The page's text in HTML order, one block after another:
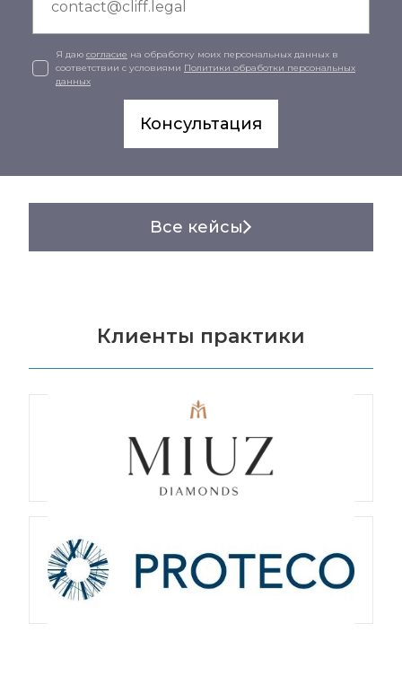
Я даю согласие на обработку моих персональных данных в
соответствии с условиями Политики обработки персональных
данных
Консультация
Все кейсы
Клиенты практики